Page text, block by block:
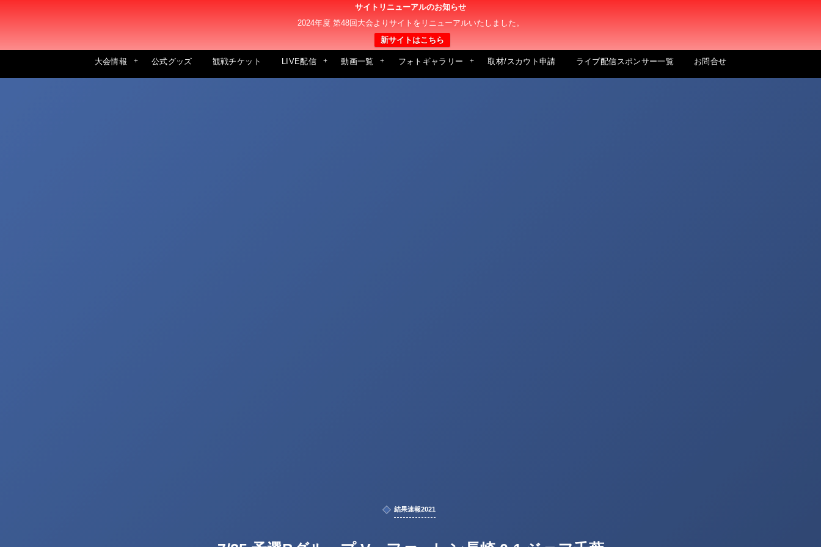
サイトリニューアルのお知らせ
2024年度 第48回大会よりサイトをリニューアルいたしました。
新サイトはこちら
大会情報 公式グッズ 観戦チケット LIVE配信 動画一覧 フォトギャラリー 取材/スカウト申請 ライブ配信スポンサー一覧 お問合せ
結果速報2021